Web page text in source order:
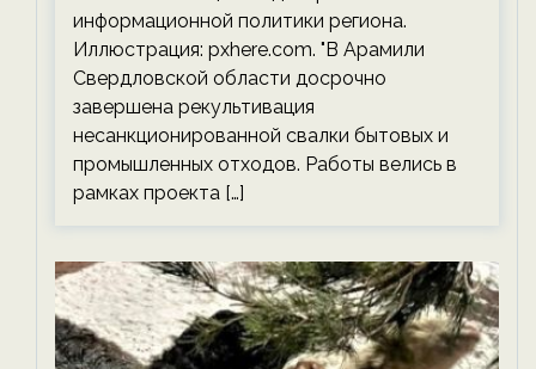
информационной политики региона.
Иллюстрация: pxhere.com. "В Арамили
Свердловской области досрочно
завершена рекультивация
несанкционированной свалки бытовых и
промышленных отходов. Работы велись в
рамках проекта […]